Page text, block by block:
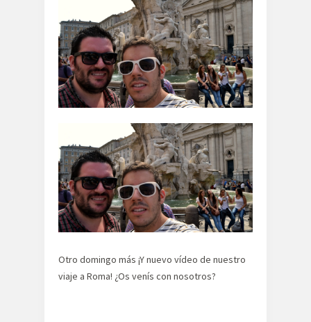
Otro domingo más ¡Y nuevo vídeo de nuestro
viaje a Roma! ¿Os venís con nosotros?